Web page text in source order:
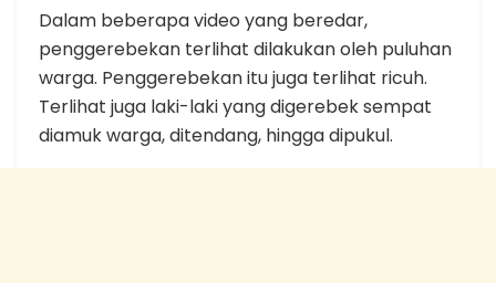
Dalam beberapa video yang beredar,
penggerebekan terlihat dilakukan oleh puluhan
warga. Penggerebekan itu juga terlihat ricuh.
Terlihat juga laki-laki yang digerebek sempat
diamuk warga, ditendang, hingga dipukul.